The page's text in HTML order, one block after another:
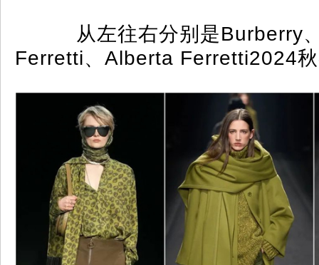
从左往右分别是Burberry
Ferretti、Alberta Ferretti2024